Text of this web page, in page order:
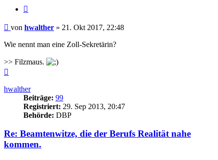
Beitrag
von hwalther » 21. Okt 2017, 22:48
Wie nennt man eine Zoll-Sekretärin?
>> Filzmaus.
hwalther
Beiträge: 99
Registriert: 29. Sep 2013, 20:47
Behörde: DBP
Re: Beamtenwitze, die der Berufs Realität nahe
kommen.